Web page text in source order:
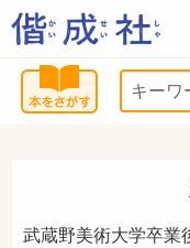
武蔵野美術大学卒業